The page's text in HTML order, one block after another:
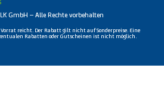
GmbH – Alle Rechte vorbehalten
reicht. Der Rabatt gilt nicht auf Sonderpreise. Eine
Rabatten oder Gutscheinen ist nicht möglich.